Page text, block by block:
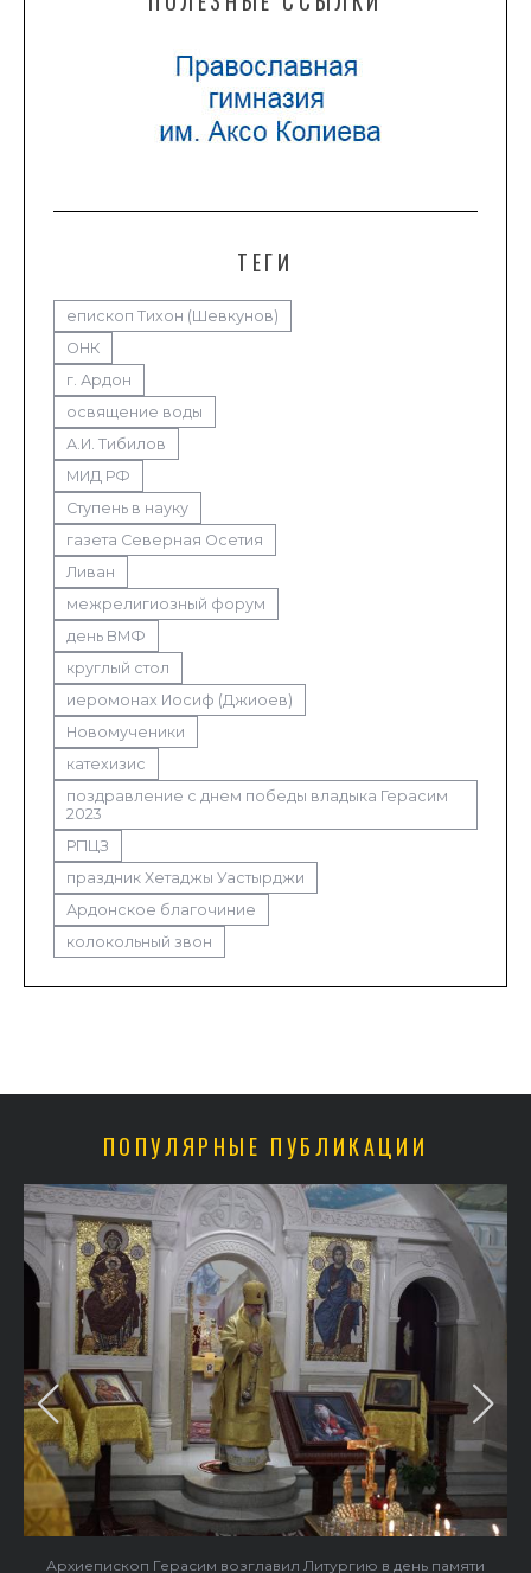
ТЕГИ
епископ Тихон (Шевкунов)
ОНК
г. Ардон
освящение воды
А.И. Тибилов
МИД РФ
Ступень в науку
газета Северная Осетия
Ливан
межрелигиозный форум
день ВМФ
круглый стол
иеромонах Иосиф (Джиоев)
Новомученики
катехизис
поздравление с днем победы владыка Герасим
2023
РПЦЗ
праздник Хетаджы Уастырджи
Ардонское благочиние
колокольный звон
ПОПУЛЯРНЫЕ ПУБЛИКАЦИИ
Архиепископ Герасим возглавил Литургию в день памяти